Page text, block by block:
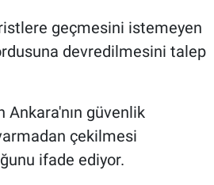
geçmesini istemeyen
devredilmesini talep
Ankara'nın güvenlik
çekilmesi
ifade ediyor.